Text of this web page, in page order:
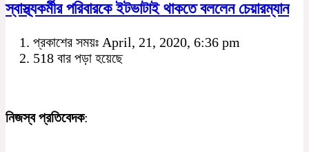
স্বাস্থ্যকর্মীর পরিবারকে ইটভাটাই থাকতে বললেন চেয়ারম্যান
প্রকাশের সময়ঃ April, 21, 2020, 6:36 pm
518 বার পড়া হয়েছে
নিজস্ব প্রতিবেদক: